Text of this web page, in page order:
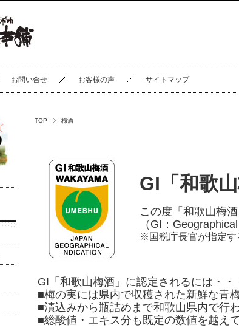
お問い合せ お客様の声 サイトマップ
TOP 梅酒
GI「和歌
この度「和歌山梅
（GI：
※国税庁長官が指定す
GI「和歌山梅酒」に認定されるには・・
■梅の実には県内で収穫された新鮮な青
■漬込みから瓶詰めまで和歌山県内で行
■総酸値・エキス分も既定の数値を越え